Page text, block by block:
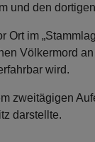
und den
Ort im
Völkermord
wird.
zweitägigen
darstellte.